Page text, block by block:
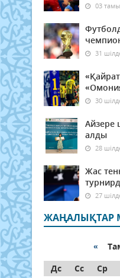
03
31
30
Айзере
алды
28
Жас
27
ЖАҢАЛЫҚТАР
«
Дс
Сс Ср